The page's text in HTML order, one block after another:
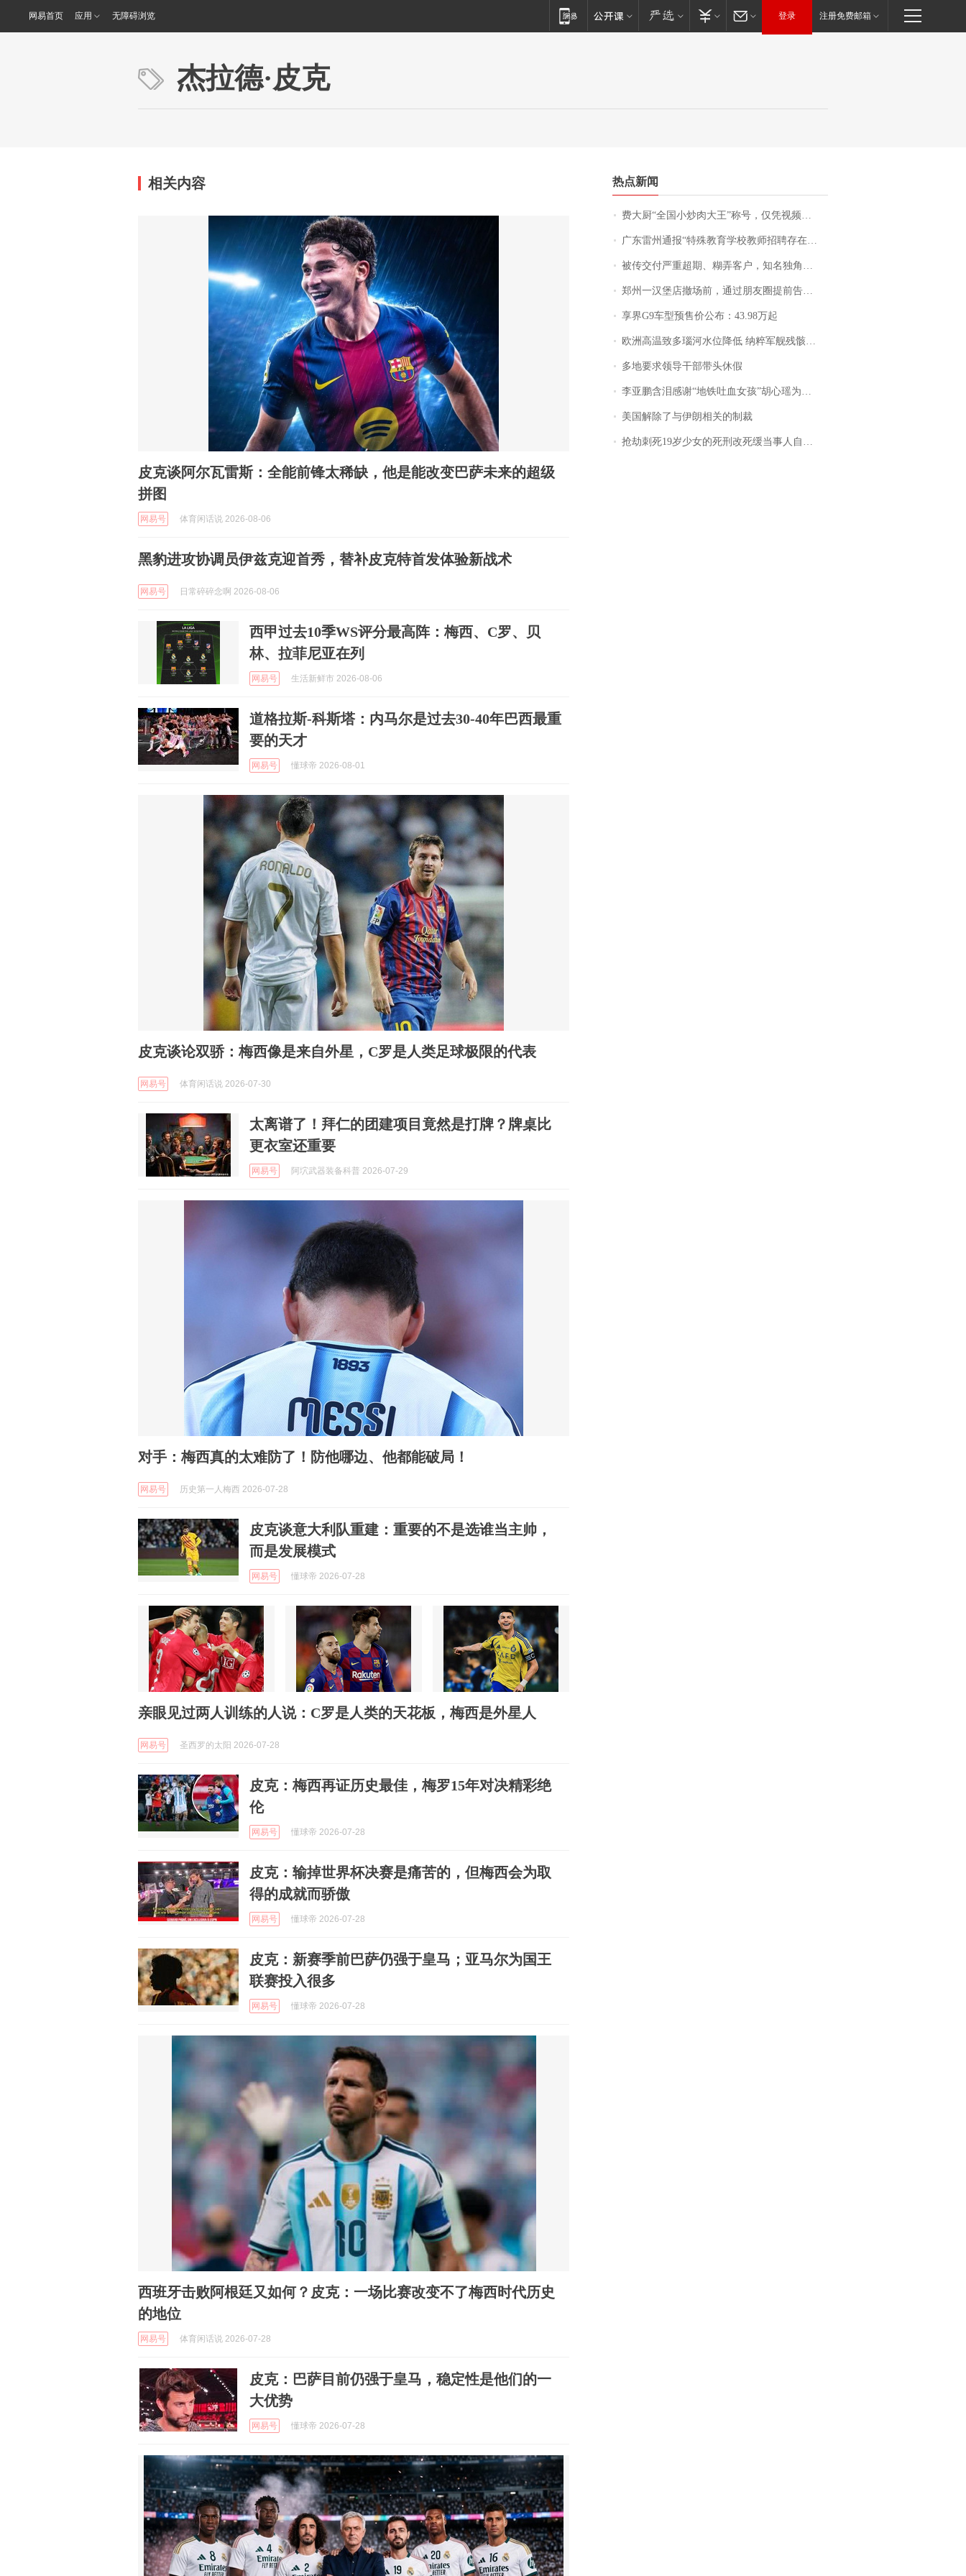
网易首页 应用 无障碍浏览 登录 注册免费邮箱
杰拉德·皮克
相关内容
皮克谈阿尔瓦雷斯：全能前锋太稀缺，他是能改变巴萨未来的超级
拼图
网易号 体育闲话说 2026-08-06
黑豹进攻协调员伊兹克迎首秀，替补皮克特首发体验新战术
网易号 日常碎碎念啊 2026-08-06
西甲过去10季WS评分最高阵：梅西、C罗、贝
林、拉菲尼亚在列
网易号 生活新鲜市 2026-08-06
道格拉斯-科斯塔：内马尔是过去30-40年巴西最重
要的天才
网易号 懂球帝 2026-08-01
皮克谈论双骄：梅西像是来自外星，C罗是人类足球极限的代表
网易号 体育闲话说 2026-07-30
太离谱了！拜仁的团建项目竟然是打牌？牌桌比
更衣室还重要
网易号 阿坹武器装备科普 2026-07-29
对手：梅西真的太难防了！防他哪边、他都能破局！
网易号 历史第一人梅西 2026-07-28
皮克谈意大利队重建：重要的不是选谁当主帅，
而是发展模式
网易号 懂球帝 2026-07-28
亲眼见过两人训练的人说：C罗是人类的天花板，梅西是外星人
网易号 圣西罗的太阳 2026-07-28
皮克：梅西再证历史最佳，梅罗15年对决精彩绝
伦
网易号 懂球帝 2026-07-28
皮克：输掉世界杯决赛是痛苦的，但梅西会为取
得的成就而骄傲
网易号 懂球帝 2026-07-28
皮克：新赛季前巴萨仍强于皇马；亚马尔为国王
联赛投入很多
网易号 懂球帝 2026-07-28
西班牙击败阿根廷又如何？皮克：一场比赛改变不了梅西时代历史
的地位
网易号 体育闲话说 2026-07-28
皮克：巴萨目前仍强于皇马，稳定性是他们的一
大优势
网易号 懂球帝 2026-07-28
热点新闻
费大厨“全国小炒肉大王”称号，仅凭视频评出？中国烹饪协会回应
广东雷州通报“特殊教育学校教师招聘存在违规行为”：已启动问责程序 副校长被停职
被传交付严重超期、糊弄客户，知名独角兽车企创始人回应：都没证据，将依法采取措施，“本人长期与美国交管局保持沟通，对方表示肯定”
郑州一汉堡店撤场前，通过朋友圈提前告知逐一退费，有顾客仅剩1元也全被退回，分文不少；顾客：言而有信，让人感动
享界G9车型预售价公布：43.98万起
欧洲高温致多瑙河水位降低 纳粹军舰残骸重见天日
多地要求领导干部带头休假
李亚鹏含泪感谢“地铁吐血女孩”胡心瑶为嫣然天使捐99999元：这份捐赠太沉重，尊重其捐赠意愿，个人向胡心瑶和她的病友之家各捐赠99999元
美国解除了与伊朗相关的制裁
抢劫刺死19岁少女的死刑改死缓当事人自述：出狱11年间始终刻意躲避被害人家属